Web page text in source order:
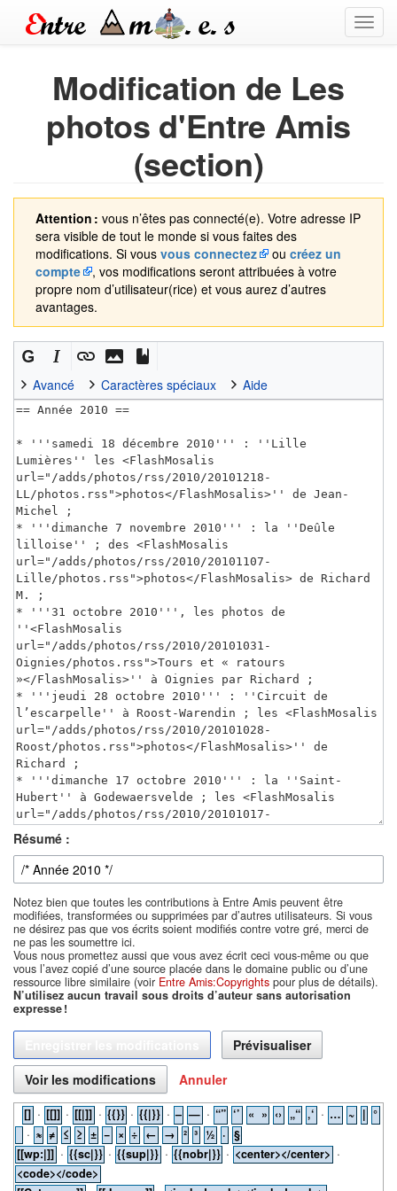
Modification de Les
photos d'Entre Amis
(section)
Attention : vous n’êtes pas connecté(e). Votre adresse IP
sera visible de tout le monde si vous faites des
modifications. Si vous vous connectez ou créez un
compte
, vos modifications seront attribuées à votre
propre nom d’utilisateur(rice) et vous aurez d’autres
avantages.
Avancé Caractères spéciaux Aide
Résumé :
Notez bien que toutes les contributions à Entre Amis peuvent être
modifiées, transformées ou supprimées par d’autres utilisateurs. Si vous
ne désirez pas que vos écrits soient modifiés contre votre gré, merci de
ne pas les soumettre ici.
Vous nous promettez aussi que vous avez écrit ceci vous-même ou que
vous l’avez copié d’une source placée dans le domaine public ou d’une
ressource libre similaire (voir Entre Amis:Copyrights pour plus de détails).
N’utilisez aucun travail sous droits d’auteur sans autorisation
expresse !
Annuler
[] · [[]] · [[|]] · {{}} · {{|}} · – — · “” ‘’ « » ‹› „“ ‚‘ · … ~ | °
· ≈ ≠ ≤ ≥ ± − × ÷ ← → ² ³ ½ · §
[[wp:|]]· {{sc|}} · {{sup|}}· {{nobr|}} · <center></center>·
<code></code>